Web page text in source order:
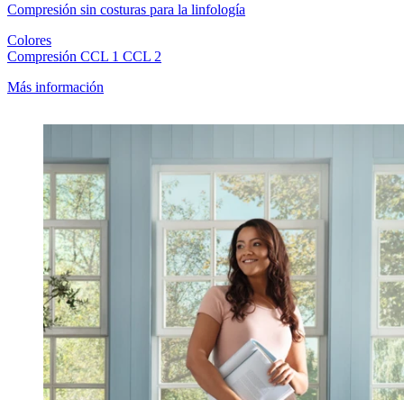
Compresión sin costuras para la linfología
Colores
Compresión CCL 1 CCL 2
Más información